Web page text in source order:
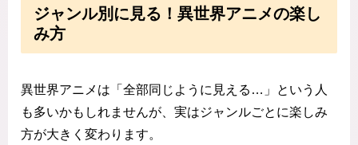
ジャンル別に見る！異世界アニメの楽し
み方
異世界アニメは「全部同じように見える…」という人
も多いかもしれませんが、実はジャンルごとに楽しみ
方が大きく変わります。